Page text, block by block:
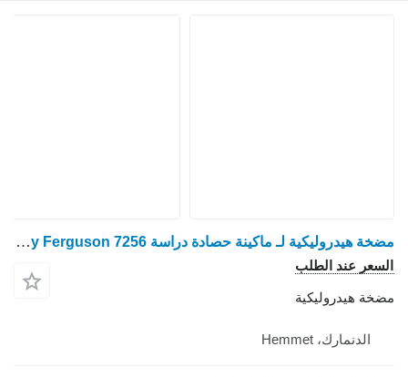
مضخة هيدروليكية لـ ماكينة حصادة دراسة Massey Ferguson 7256
السعر عند الطلب
مضخة هيدروليكية
الدنمارك، Hemmet